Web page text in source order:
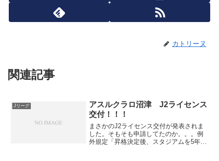
カトリーヌ
関連記事
Jリーグ
アスルクラロ沼津 J2ライセンス
交付！！！
まさかのJ2ライセンス交付が発表されま
した。そもそも申請してたのか。。。例
外規定「昇格決定後、スタジアムを5年以